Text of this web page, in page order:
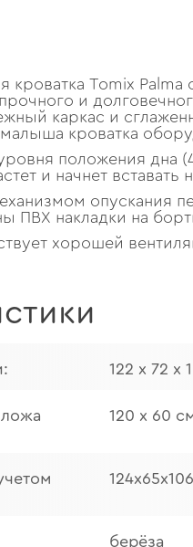
кроватка Tomix
и
каркас и
кроватка
положения
и начнет
опускания
ПВХ накладки на
хорошей
122 х 72 х
120 х 60
берёза